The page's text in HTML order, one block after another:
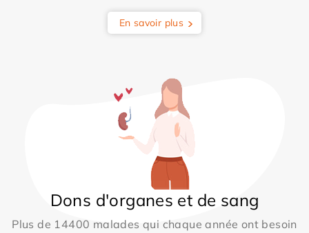
En savoir plus
Dons d'organes et de sang
Plus de 14400 malades qui chaque année ont besoin